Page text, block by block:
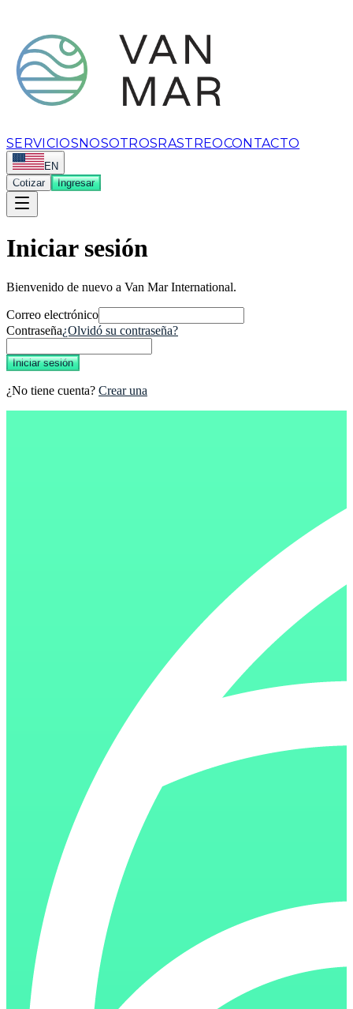
SERVICIOSNOSOTROSRASTREOCONTACTO
EN
Cotizar
Ingresar
Iniciar sesión
Bienvenido de nuevo a Van Mar International.
Correo electrónico
Contraseña¿Olvidó su contraseña?
Iniciar sesión
¿No tiene cuenta? Crear una